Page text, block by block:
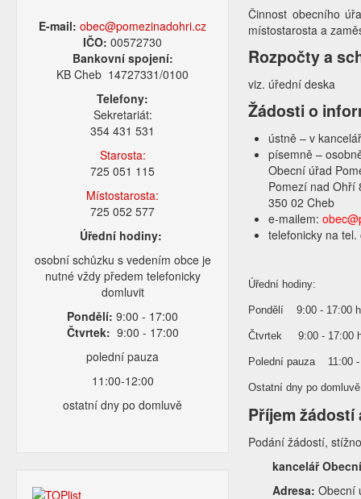
E-mail: obec@pomezinadohri.cz
IČO:00572730
Bankovní spojení:
KB Cheb 14727331/0100
Telefony:
Sekretariát:
354 431 531
Starosta:
725 051 115
Místostarosta:
725 052 577
Úřední hodiny:
osobní schůzku s vedením obce je
nutné vždy předem telefonicky
domluvit
Pondělí: 9:00 - 17:00
Čtvrtek: 9:00 - 17:00
polední pauza
11:00-12:00
ostatní dny po domluvě
Činnost obecního
místostarosta a
Rozpočty a
viz. úřední deska
Žádosti o
ústně – v
písemně –
Obecní úřad
Pomezí nad Ohří
350 02 Cheb
e-mailem:
telefonicky na
Úřední hodiny:
Pondělí 9:00 - 17:00
Čtvrtek 9:00 - 17:00
Polední pauza 11:00 -
Ostatní dny po domluvě
Příjem
Podání žádostí,
kancelář
Adresa: Obecní